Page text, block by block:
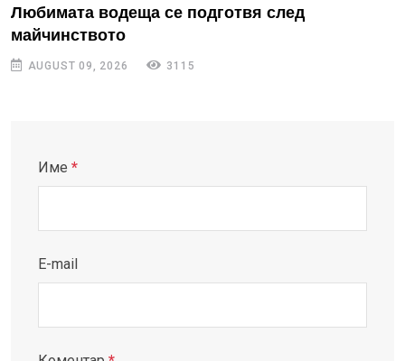
Любимата водеща се подготвя след
майчинството
AUGUST 09, 2026 3115
Име *
E-mail